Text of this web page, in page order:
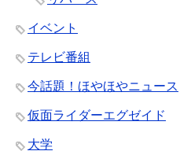
イベント
テレビ番組
今話題！ほやほやニュース
仮面ライダーエグゼイド
大学